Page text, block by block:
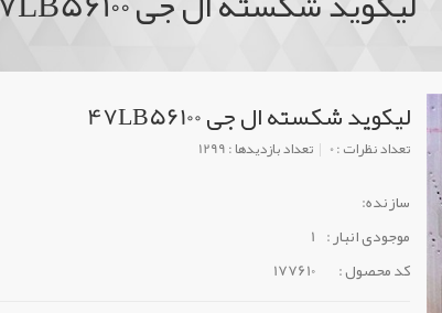
لیکوید شکسته ال جی 47LB56100
تعداد نظرات : 0 تعداد بازدیدها : 1299
سازنده:
موجودی انبار : 1
کد محصول :
177610